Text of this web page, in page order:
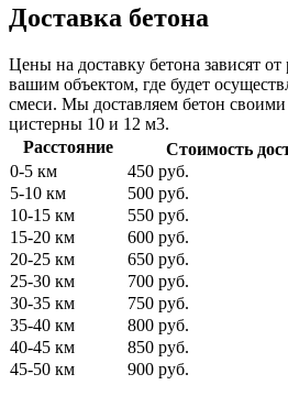
Доставка бетона
Цены на доставку бетона зависят
вашим объектом, где будет
смеси. Мы доставляем бетон
цистерны 10 и 12 м3.
Расстояние
Стоимость
0-5 км
450 руб.
5-10 км
500 руб.
10-15 км
550 руб.
15-20 км
600 руб.
20-25 км
650 руб.
25-30 км
700 руб.
30-35 км
750 руб.
35-40 км
800 руб.
40-45 км
850 руб.
45-50 км
900 руб.